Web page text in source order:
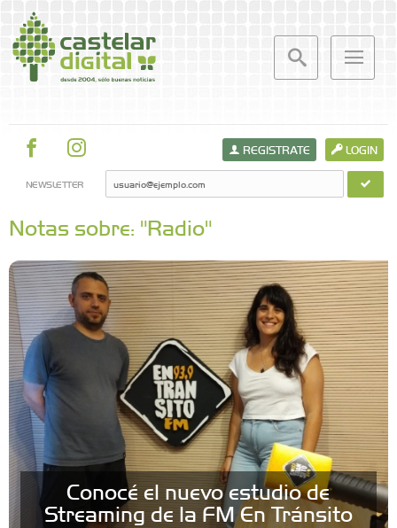
LOGIN
REGISTRATE
NEWSLETTER
Notas sobre: "Radio"
Conocé el nuevo estudio de
Streaming de la FM En Tránsito